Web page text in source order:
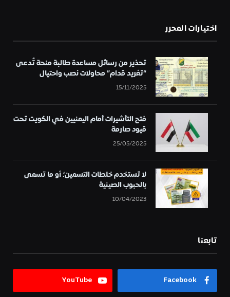
اختيارات المحرر
تحذير من رسائل مساعدة طالبة منحة تُدعى
“تغريد قدام” محاولات نصب واحتيال
15/11/2025
فتح التأشيرات أمام اليمنيين في الكويت تحت
قيود صارمة
25/05/2025
لا تستخدم خلطات التسمين؛ أو ما تسمى
بالحبوب الصينية
10/04/2023
تابعنا
Facebook
YouTube